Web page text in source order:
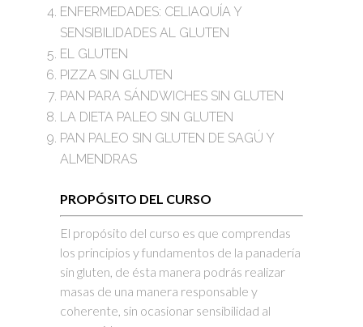
ENFERMEDADES: CELIAQUÍA Y
SENSIBILIDADES AL GLUTEN
EL GLUTEN
PIZZA SIN GLUTEN
PAN PARA SÁNDWICHES SIN GLUTEN
LA DIETA PALEO SIN GLUTEN
PAN PALEO SIN GLUTEN DE SAGÚ Y
ALMENDRAS
PROPÓSITO DEL CURSO
El propósito del curso es que comprendas
los principios y fundamentos de la panadería
sin gluten, de ésta manera podrás realizar
masas de una manera responsable y
coherente, sin ocasionar sensibilidad al